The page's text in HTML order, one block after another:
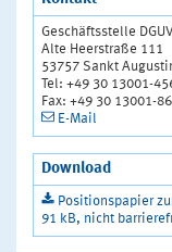
Geschäftsstelle
Alte Heerstraße 111
53757 Sankt
Tel: +49 30 13001-
Fax: +49 30 13001-
E-Mail
Download
Positionspapier
91 kB, nicht